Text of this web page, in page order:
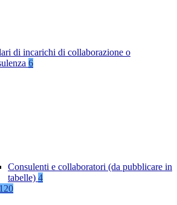
di incarichi di collaborazione o
6
Consulenti e collaboratori (da pubblicare in
tabelle) 4
120